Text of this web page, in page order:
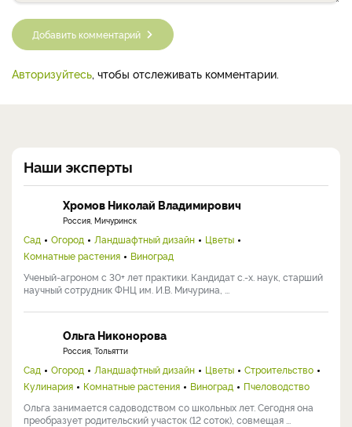
Добавить комментарий
Авторизуйтесь , чтобы отслеживать комментарии.
Наши эксперты
Хромов Николай Владимирович
Россия, Мичуринск
Сад Огород Ландшафтный дизайн
Цветы
Комнатные растения
Виноград
Ученый-агроном с 30+ лет практики. Кандидат с.-х. наук, старший
научный сотрудник ФНЦ им. И.В. Мичурина, ...
Ольга Никонорова
Россия, Тольятти
Сад Огород Ландшафтный дизайн Цветы
Строительство
Кулинария
Комнатные растения Виноград
Пчеловодство
Ольга занимается садоводством со школьных лет. Сегодня она
преобразует родительский участок (12 соток), совмещая ...